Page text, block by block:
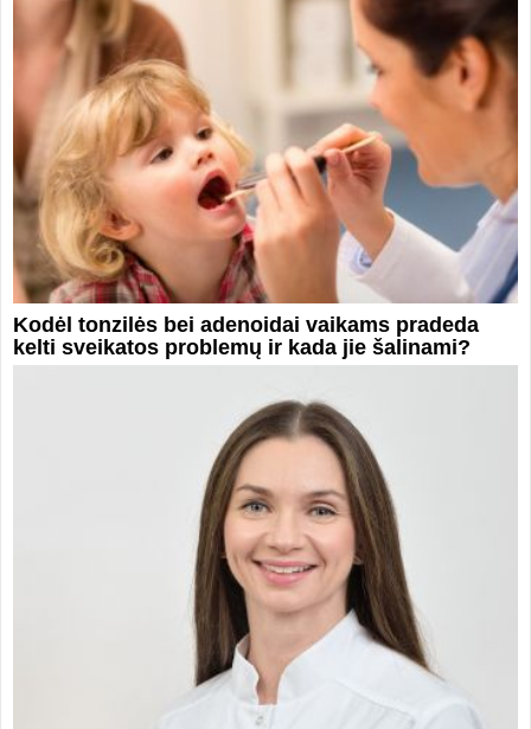
Kodėl tonzilės bei adenoidai vaikams pradeda
kelti sveikatos problemų ir kada jie šalinami?